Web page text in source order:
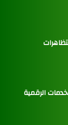
الرقمية